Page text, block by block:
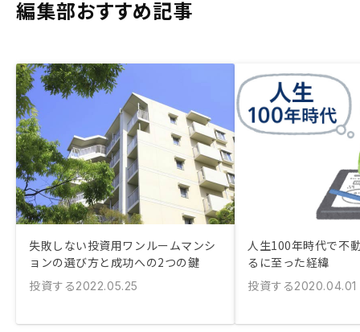
編集部おすすめ記事
失敗しない投資用ワンルームマンシ
ョンの選び方と成功への2つの鍵
投資する2022.05.25
人生100年時代で不
るに至った経緯
投資する2020.04.01